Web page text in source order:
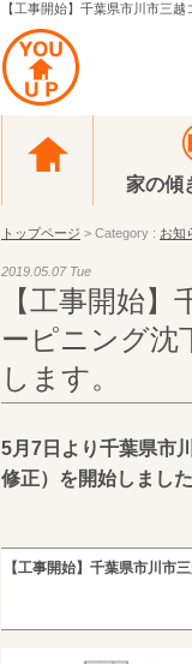
【工事開始】千葉県市川市三
家の傾
トップページ > Category : お知
2019.05.07 Tue
【工事開始
ーピニング沈
します。
5月7日より千葉県市
修正）を開始しました
【工事開始】千葉県市川市